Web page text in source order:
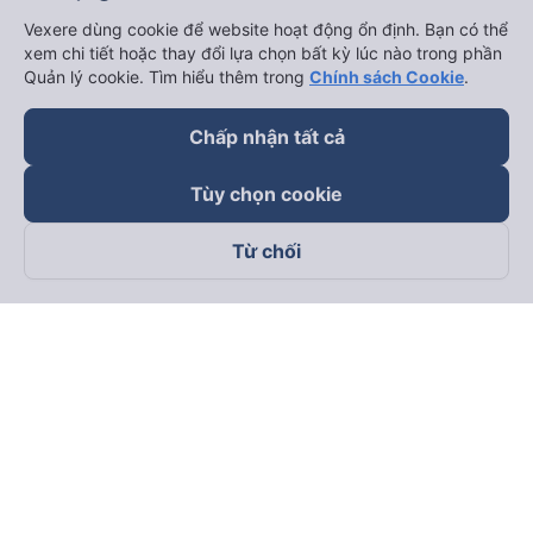
Theo dõi chúng tôi trên
Vexere dùng cookie để website hoạt động ổn định. Bạn có thể
xem chi tiết hoặc thay đổi lựa chọn bất kỳ lúc nào trong phần
Quản lý cookie. Tìm hiểu thêm trong Chính sách Cookie.
Chấp nhận tất cả
Tùy chọn cookie
Từ chối